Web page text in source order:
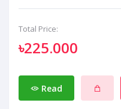
Total Price:
৳225.000
Read